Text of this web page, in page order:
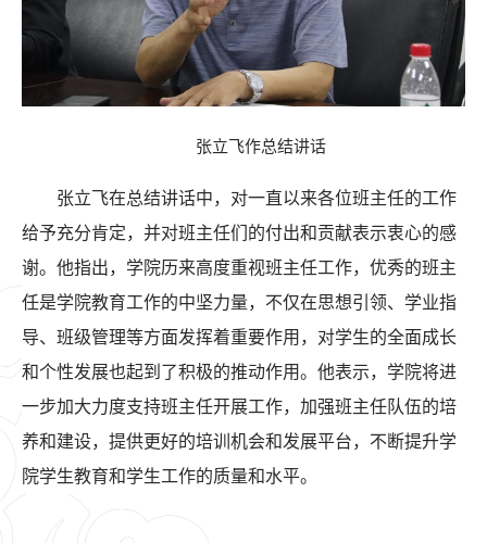
张立飞作总结讲话
张立飞在总结讲话中，对一直以来各位班主任的工作
给予充分肯定，并对班主任们的付出和贡献表示衷心的感
谢。他指出，学院历来高度重视班主任工作，优秀的班主
任是学院教育工作的中坚力量，不仅在思想引领、学业指
导、班级管理等方面发挥着重要作用，对学生的全面成长
和个性发展也起到了积极的推动作用。他表示，学院将进
一步加大力度支持班主任开展工作，加强班主任队伍的培
养和建设，提供更好的培训机会和发展平台，不断提升学
院学生教育和学生工作的质量和水平。